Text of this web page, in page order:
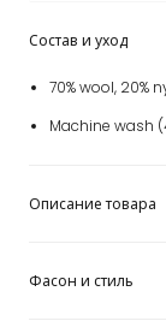
Состав и уход
70% wool, 20%
Machine wash
Описание товара
Фасон и стиль